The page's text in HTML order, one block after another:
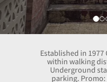
Established in
within walking
Underground
parking. Promo: